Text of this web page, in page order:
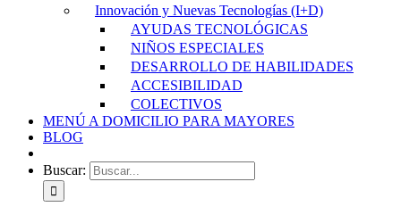
Innovación y Nuevas Tecnologías (I+D)
AYUDAS TECNOLÓGICAS
NIÑOS ESPECIALES
DESARROLLO DE HABILIDADES
ACCESIBILIDAD
COLECTIVOS
MENÚ A DOMICILIO PARA MAYORES
BLOG
Buscar: